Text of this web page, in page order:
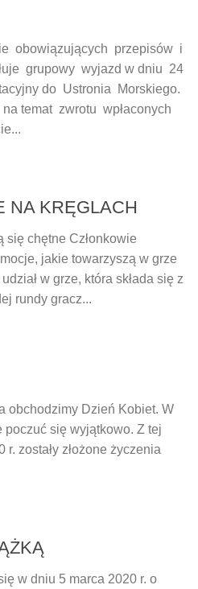
obowiązujących przepisów i
grupowy wyjazd w dniu 24
do Ustronia Morskiego.
temat zwrotu wpłaconych
NA KRĘGLACH
się chętne Członkowie
jakie towarzyszą w grze
w grze, która składa się z
rundy gracz...
obchodzimy Dzień Kobiet. W
poczuć się wyjątkowo. Z tej
zostały złożone życzenia
w dniu 5 marca 2020 r. o